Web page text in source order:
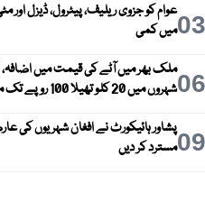
03عوام کو جزوی ریلیف، پیٹرول، ڈیزل
میں کمی
06ملک بھر میں آٹے کی قیمت میں
شہروں میں 20 کلو تھیلا 100 روپے تک مہنگا
09پشاور ہائیکورٹ نے افغان شہریوں کی
مسترد کر دیں